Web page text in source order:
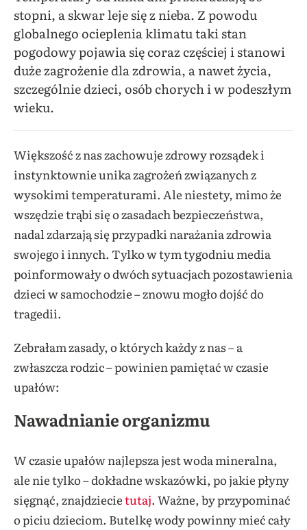
stopni, a skwar leje się z nieba. Z powodu
globalnego ocieplenia klimatu taki stan
pogodowy pojawia się coraz częściej i stanowi
duże zagrożenie dla zdrowia, a nawet życia,
szczególnie dzieci, osób chorych i w podeszłym
wieku.
Większość z nas zachowuje zdrowy rozsądek i
instynktownie unika zagrożeń związanych z
wysokimi temperaturami. Ale niestety, mimo że
wszędzie trąbi się o zasadach bezpieczeństwa,
nadal zdarzają się przypadki narażania zdrowia
swojego i innych. Tylko w tym tygodniu media
poinformowały o dwóch sytuacjach pozostawienia
dzieci w samochodzie – znowu mogło dojść do
tragedii.
Zebrałam zasady, o których każdy z nas – a
zwłaszcza rodzic – powinien pamiętać w czasie
upałów:
Nawadnianie organizmu
W czasie upałów najlepsza jest woda mineralna,
ale nie tylko – dokładne wskazówki, po jakie płyny
sięgnąć, znajdziecietutaj. Ważne, by przypominać
o piciu dzieciom. Butelkę wody powinny mieć cały